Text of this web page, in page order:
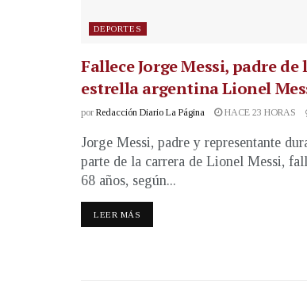
DEPORTES
Fallece Jorge Messi, padre de
estrella argentina Lionel
por Redacción Diario La Página HACE 23 HORAS
Jorge Messi, padre y representante
parte de la carrera de Lionel Messi,
68 años, según...
LEER MÁS